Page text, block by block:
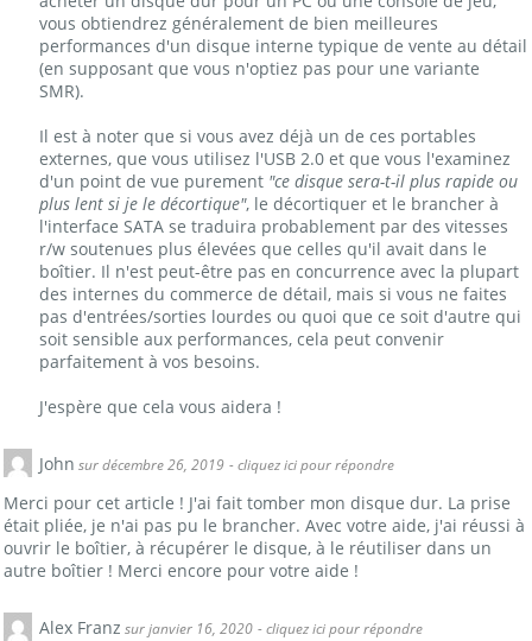
vous obtiendrez généralement de bien meilleures
performances d'un disque interne typique de vente au détail
(en supposant que vous n'optiez pas pour une variante
SMR).
Il est à noter que si vous avez déjà un de ces portables
externes, que vous utilisez l'USB 2.0 et que vous l'examinez
d'un point de vue purement "ce disque sera-t-il plus rapide ou
plus lent si je le décortique", le décortiquer et le brancher à
l'interface SATA se traduira probablement par des vitesses
r/w soutenues plus élevées que celles qu'il avait dans le
boîtier. Il n'est peut-être pas en concurrence avec la plupart
des internes du commerce de détail, mais si vous ne faites
pas d'entrées/sorties lourdes ou quoi que ce soit d'autre qui
soit sensible aux performances, cela peut convenir
parfaitement à vos besoins.
J'espère que cela vous aidera !
John sur décembre 26, 2019 - cliquez ici pour répondre
Merci pour cet article ! J'ai fait tomber mon disque dur. La prise
était pliée, je n'ai pas pu le brancher. Avec votre aide, j'ai réussi à
ouvrir le boîtier, à récupérer le disque, à le réutiliser dans un
autre boîtier ! Merci encore pour votre aide !
Alex Franz sur janvier 16, 2020 - cliquez ici pour répondre